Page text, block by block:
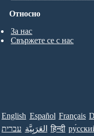
Относно
За нас
Свържете се с нас
English Español Français
עברית العَرَبِيَّة हिन्दी